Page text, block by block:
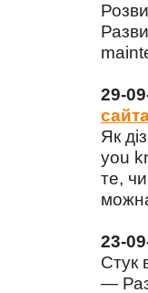
29-
Як
you
те,
23-
Стук
—